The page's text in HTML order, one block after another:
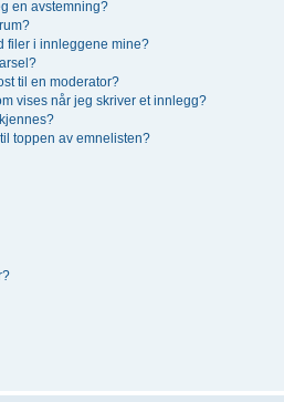
en avstemning?
filer i innleggene mine?
til en moderator?
vises når jeg skriver et innlegg?
toppen av emnelisten?